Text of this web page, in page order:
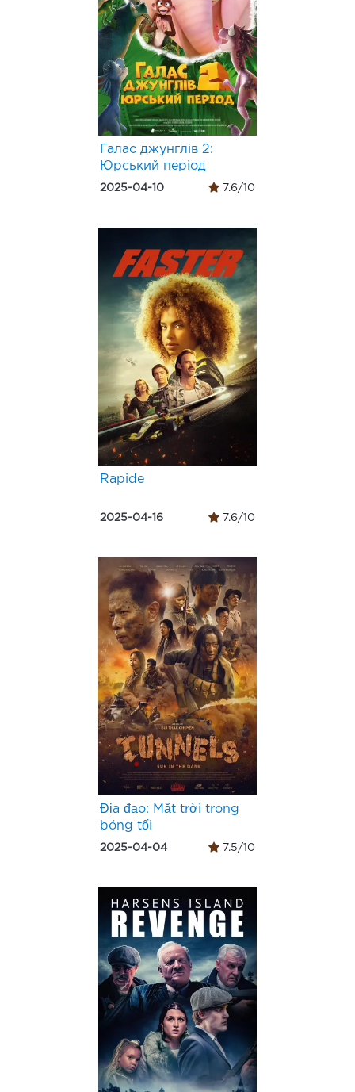
Галас джунглів 2:
Юрський період
2025-04-10 7.6/10
Rapide
2025-04-16 7.6/10
Địa đạo: Mặt trời trong
bóng tối
2025-04-04 7.5/10